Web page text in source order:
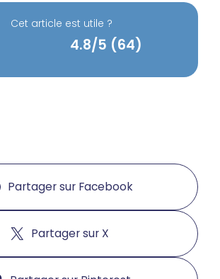
Cet article est utile ?
4.8/5 (64)
Partager sur Facebook
Partager sur X